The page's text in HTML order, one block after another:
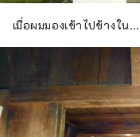
เมื่อผมมองเข้าไปข้างใน...